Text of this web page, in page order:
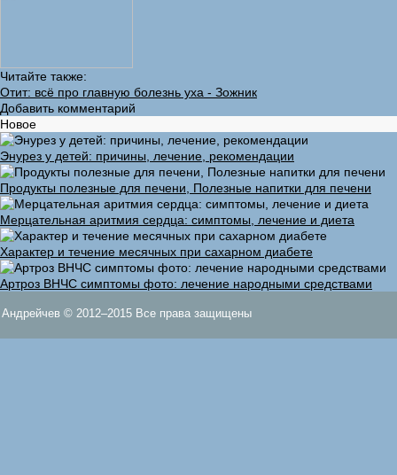
Читайте также:
Отит: всё про главную болезнь уха - Зожник
Добавить комментарий
Новое
Энурез у детей: причины, лечение, рекомендации
Продукты полезные для печени, Полезные напитки для печени
Мерцательная аритмия сердца: симптомы, лечение и диета
Характер и течение месячных при сахарном диабете
Артроз ВНЧС симптомы фото: лечение народными средствами
Андрейчев © 2012–2015 Все права защищены